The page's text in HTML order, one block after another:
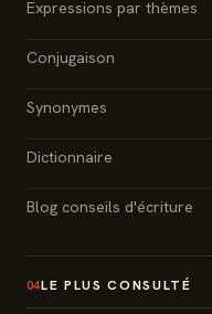
Expressions par thèmes
Conjugaison
Synonymes
Dictionnaire
Blog conseils d'écriture
04LE PLUS CONSULTÉ